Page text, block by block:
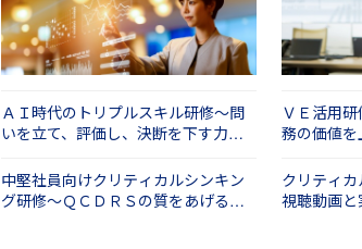
ＡＩ時代のトリプルスキル研修～問
いを立て、評価し、決断を下す力を
ＶＥ活用
務の価値を
中堅社員向けクリティカルシンキン
グ研修～ＱＣＤＲＳの質をあげる編
クリティ
視聴動画